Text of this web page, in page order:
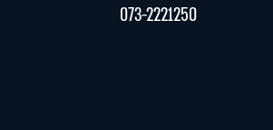
073-2221250